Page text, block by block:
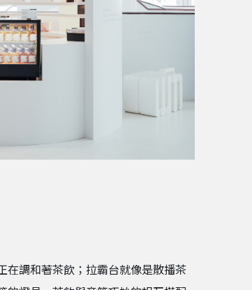
在調和著茶飲；拉霸台就像是散播茶